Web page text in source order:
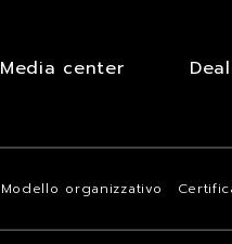
Media center
Modello organizzativo